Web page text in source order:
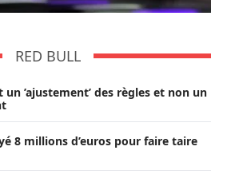
RED BULL
un ’ajustement’ des règles et non un
8 millions d’euros pour faire taire